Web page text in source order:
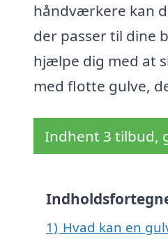
håndværkere kan
der passer til dine
hjælpe dig med at
med flotte gulve,
Indhent 3 tilbud,
1) Hvad kan en